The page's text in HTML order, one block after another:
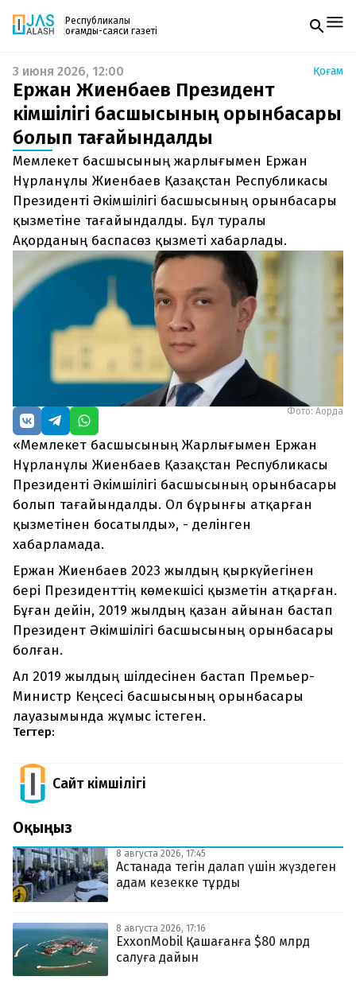
Республикалық
қоғамдық-саяси газеті
Жаңалықтар
Спорт
Live
Руханият
Аймақ
Архив
Заң және тәртіп
Редакциямен байланыс
+7 708 604 51 06
Жарнама бөлімі
+7 701 220 64 52
Пошта
zhasalash100@gmail.com
Газетке жазылу
PDF форматтағы газетті ай сайын электронды
поштаңызға алып отырыңыз. Жаңа нөмір
шыққан сәтте сізге бірден жіберіледі. Тек email
енгізіңіз, біз қалғанын өзіміз жібереміз.
3 июня 2026, 12:00 Қоғам
Ержан Жиенбаев Президент
әкімшілігі басшысының орынбасары
болып тағайындалды
Мемлекет басшысының жарлығымен Ержан
Нұрланұлы Жиенбаев Қазақстан Республикасы
Президенті Әкімшілігі басшысының орынбасары
қызметіне тағайындалды. Бұл туралы
Ақорданың баспасөз қызметі хабарлады.
Фото: Ақорда
«Мемлекет басшысының Жарлығымен Ержан
Нұрланұлы Жиенбаев Қазақстан Республикасы
Президенті Әкімшілігі басшысының орынбасары
болып тағайындалды. Ол бұрынғы атқарған
қызметінен босатылды», - делінген
хабарламада.
Ержан Жиенбаев 2023 жылдың қыркүйегінен
бері Президенттің көмекшісі қызметін атқарған.
Бұған дейін, 2019 жылдың қазан айынан бастап
Президент Әкімшілігі басшысының орынбасары
болған.
Ал 2019 жылдың шілдесінен бастап Премьер-
Министр Кеңсесі басшысының орынбасары
лауазымында жұмыс істеген.
Тегтер:
Сайт Әкімшілігі
Оқыңыз
8 августа 2026, 17:45
Астанада тегін далап үшін жүздеген
адам кезекке тұрды
8 августа 2026, 17:16
ExxonMobil Қашағанға $80 млрд
салуға дайын